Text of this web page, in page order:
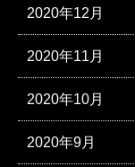
2020年12月
2020年11月
2020年10月
2020年9月